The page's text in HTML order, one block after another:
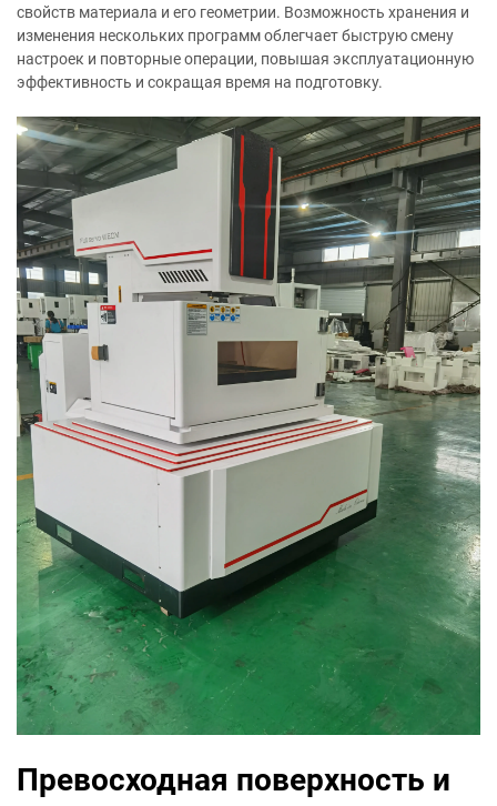
свойств материала и его геометрии. Возможность хранения и
изменения нескольких программ облегчает быструю смену
настроек и повторные операции, повышая эксплуатационную
эффективность и сокращая время на подготовку.
Превосходная поверхность и